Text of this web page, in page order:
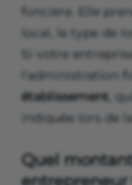
foncière. Elle
local, le type de
Si votre
l'administration
établissement ,
indiquée lors de
Quel